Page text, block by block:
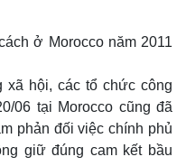
ở Morocco năm 2011
xã hội, các tổ chức công
06 tại Morocco cũng đã
phản đối việc chính phủ
giữ đúng cam kết bầu